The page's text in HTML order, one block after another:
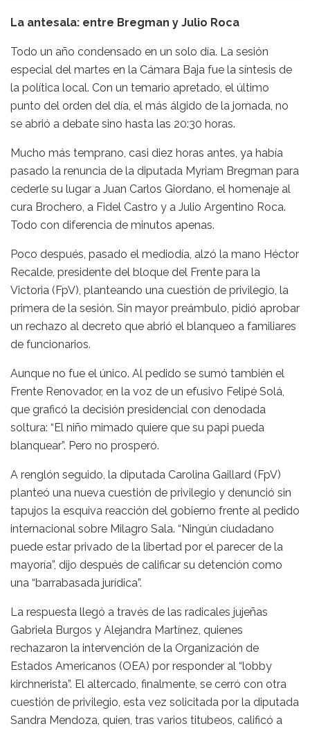
La antesala: entre Bregman y Julio Roca
Todo un año condensado en un solo día. La sesión
especial del martes en la Cámara Baja fue la síntesis de
la política local. Con un temario apretado, el último
punto del orden del día, el más álgido de la jornada, no
se abrió a debate sino hasta las 20:30 horas.
Mucho más temprano, casi diez horas antes, ya había
pasado la renuncia de la diputada Myriam Bregman para
cederle su lugar a Juan Carlos Giordano, el homenaje al
cura Brochero, a Fidel Castro y a Julio Argentino Roca.
Todo con diferencia de minutos apenas.
Poco después, pasado el mediodía, alzó la mano Héctor
Recalde, presidente del bloque del Frente para la
Victoria (FpV), planteando una cuestión de privilegio, la
primera de la sesión. Sin mayor preámbulo, pidió aprobar
un rechazo al decreto que abrió el blanqueo a familiares
de funcionarios.
Aunque no fue el único. Al pedido se sumó también el
Frente Renovador, en la voz de un efusivo Felipé Solá,
que graficó la decisión presidencial con denodada
soltura: “El niño mimado quiere que su papi pueda
blanquear”. Pero no prosperó.
A renglón seguido, la diputada Carolina Gaillard (FpV)
planteó una nueva cuestión de privilegio y denunció sin
tapujos la esquiva reacción del gobierno frente al pedido
internacional sobre Milagro Sala. “Ningún ciudadano
puede estar privado de la libertad por el parecer de la
mayoría”, dijo después de calificar su detención como
una “barrabasada jurídica”.
La respuesta llegó a través de las radicales jujeñas
Gabriela Burgos y Alejandra Martínez, quienes
rechazaron la intervención de la Organización de
Estados Americanos (OEA) por responder al “lobby
kirchnerista”. El altercado, finalmente, se cerró con otra
cuestión de privilegio, esta vez solicitada por la diputada
Sandra Mendoza, quien, tras varios titubeos, calificó a